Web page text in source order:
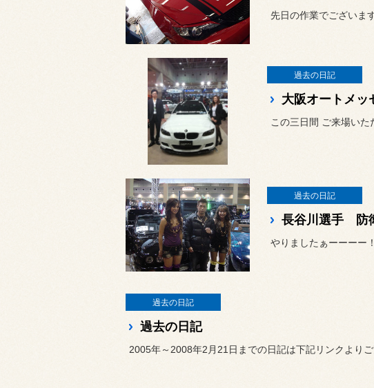
先日の作業でございま
過去の日記
大阪オートメ
この三日間 ご来場いた
過去の日記
長谷川選手 防
やりましたぁーーーー
過去の日記
過去の日記
2005年～2008年2月21日までの日記は下記リンクよりご